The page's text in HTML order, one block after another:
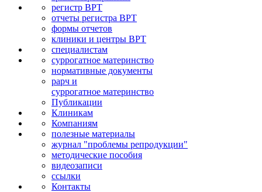
регистр ВРТ
отчеты регистра ВРТ
формы отчетов
клиники и центры ВРТ
специалистам
суррогатное материнство
нормативные документы
рарч и
суррогатное материнство
Публикации
Клиникам
Компаниям
полезные материалы
журнал "проблемы репродукции"
методические пособия
видеозаписи
ссылки
Контакты